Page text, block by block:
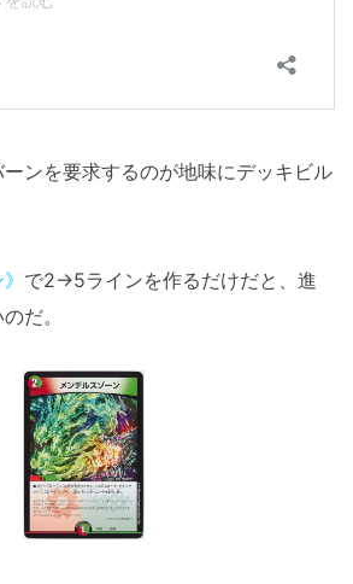
ンを要求するのが地味にデッキビル
で2→5ラインを作るだけだと、進
だ。